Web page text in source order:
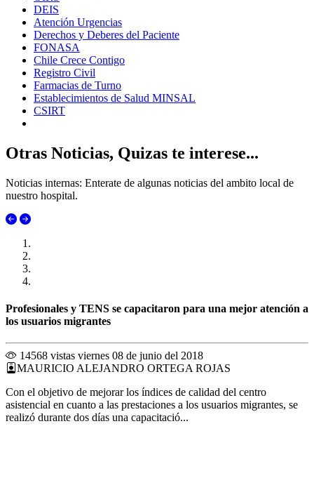
DEIS
Atención Urgencias
Derechos y Deberes del Paciente
FONASA
Chile Crece Contigo
Registro Civil
Farmacias de Turno
Establecimientos de Salud MINSAL
CSIRT
Otras Noticias, Quizas te interese...
Noticias internas: Enterate de algunas noticias del ambito local de
nuestro hospital.
Profesionales y TENS se capacitaron para una mejor atención a
los usuarios migrantes
14568 vistas viernes 08 de junio del 2018
MAURICIO ALEJANDRO ORTEGA ROJAS
Con el objetivo de mejorar los índices de calidad del centro
asistencial en cuanto a las prestaciones a los usuarios migrantes, se
realizó durante dos días una capacitació...